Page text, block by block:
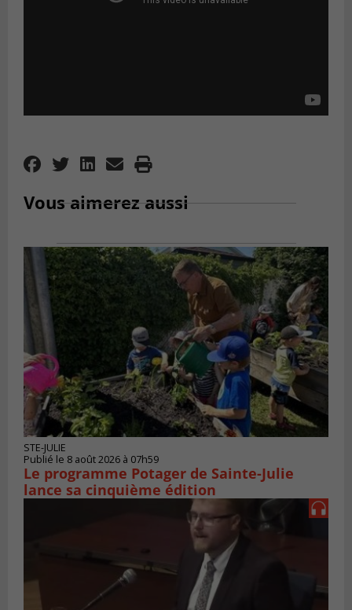
Vous aimerez aussi
STE-JULIE
Publié le 8 août 2026 à 07h59
Le programme Potager de Sainte-Julie
lance sa cinquième édition